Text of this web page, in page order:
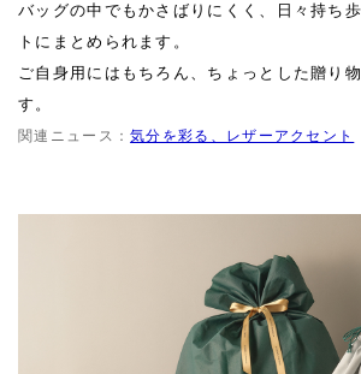
バッグの中でもかさばりにくく、日々持ち
トにまとめられます。
ご自身用にはもちろん、ちょっとした贈り
す。
関連ニュース：気分を彩る、レザーアクセント